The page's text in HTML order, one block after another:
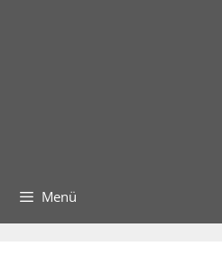
Menü